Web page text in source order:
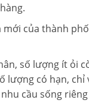
mới của thành
số lượng ít ỏi
lượng có hạn,
cầu sống